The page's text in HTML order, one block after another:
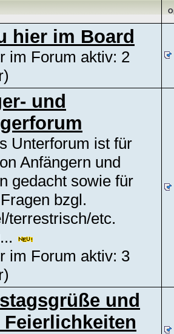
hier im Board
im Forum aktiv: 2
und
Unterforum ist für
Anfängern und
gedacht sowie für
bzgl.
terrestrisch/etc.
im Forum aktiv: 3
und
Feierlichkeiten